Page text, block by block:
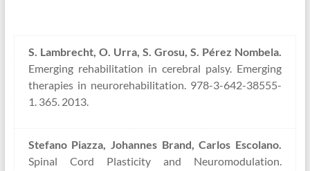
S. Lambrecht, O. Urra, S. Grosu, S. Pérez Nombela.
Emerging rehabilitation in cerebral palsy. Emerging
therapies in neurorehabilitation. 978-3-642-38555-
1. 365. 2013.
Stefano Piazza, Johannes Brand, Carlos Escolano.
Spinal Cord Plasticity and Neuromodulation.